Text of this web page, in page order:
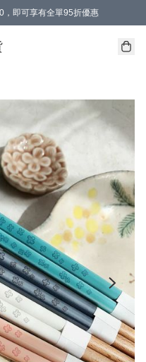
即可享有全單95折優惠
購物滿HK$680(折扣後），可享有